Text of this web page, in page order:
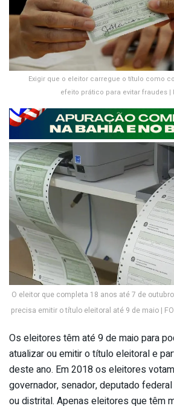
Exigir que o eleitor carregue o título como
efeito prático para evitar fraudes |
O eleitor que completa 18 anos até 7 de
precisa emitir o título eleitoral até 9 de maio |
Os eleitores têm até 9 de maio para
atualizar ou emitir o título eleitoral e
deste ano. Em 2018 os eleitores
governador, senador, deputado
ou distrital. Apenas eleitores que têm